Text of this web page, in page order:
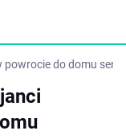
powrocie do domu